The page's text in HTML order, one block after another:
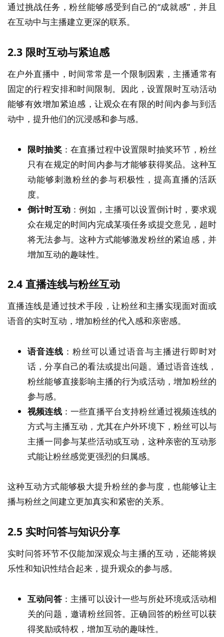
通过挑战任务，粉丝能够感受到自己的“成就感”，并且
在互动中与主播建立更深的联系。
2.3 限时互动与紧迫感
在户外直播中，时间常常是一个限制因素，主播通常有
固定的行程安排和时间限制。因此，设置限时互动活动
能够有效增加紧迫感，让观众在有限的时间内参与到活
动中，提升他们的沉浸感和参与感。
限时抽奖：在直播过程中设置限时抽奖环节，粉丝
只有在规定的时间内参与才能够获得奖品。这种互
动能够刺激粉丝的参与积极性，提高直播的活跃
度。
倒计时互动：例如，主播可以设置倒计时，要求观
众在规定的时间内完成某项任务或提交意见，超时
将无法参与。这种方式能够激发粉丝的紧迫感，并
增加互动的趣味性。
2.4 直播连线与粉丝互动
直播连线是通过技术手段，让粉丝和主播实现面对面或
语音的实时互动，增加粉丝的代入感和亲密感。
语音连线 ：粉丝可以通过语音与主播进行即时对
话，分享自己的看法或提出问题。通过语音连线，
粉丝能够直接影响主播的行为或活动，增加粉丝的
参与感。
视频连线：一些直播平台支持粉丝通过视频连线的
方式与主播互动，尤其在户外环境下，粉丝可以与
主播一同参与某些活动或互动，这种亲密的互动形
式能让粉丝感觉更强烈的归属感。
这种互动方式能够极大提升粉丝的参与度，也能够让主
播与粉丝之间建立更加真实和紧密的关系。
2.5 实时问答与知识分享
实时问答环节不仅能加深观众与主播的互动，还能将娱
乐性和知识性结合起来，提升观众的参与感。
互动问答：主播可以设计一些与所处环境或活动相
关的问题，邀请粉丝回答。正确回答的粉丝可以获
得奖励或特权，增加互动的趣味性。